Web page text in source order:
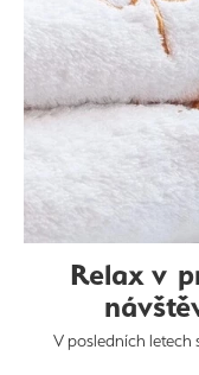
Relax v
V posledních letech